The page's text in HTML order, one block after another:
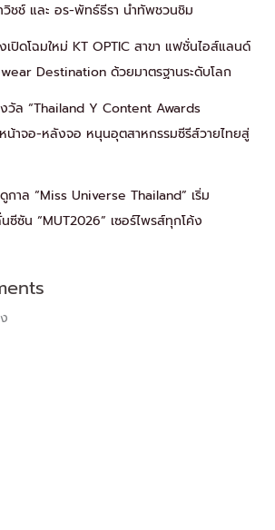
ชช์ และ อร-พัทธ์ธีรา นำทัพชวนชิม
เปิดโฉมใหม่ KT OPTIC สาขา แฟชั่นไอส์แลนด์
Destination ด้วยมาตรฐานระดับโลก
วัล “Thailand Y Content Awards
น้าจอ-หลังจอ หนุนอุตสาหกรรมซีรีส์วายไทยสู่
กาล “Miss Universe Thailand” เริ่ม
ซัน “MUT2026” เซอร์ไพรส์ทุกโค้ง